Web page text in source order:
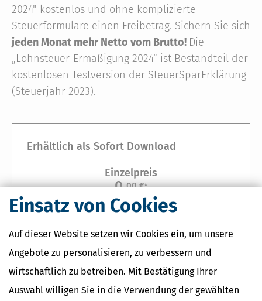
Einsatz von Cookies
Auf dieser Website setzen wir Cookies ein, um unsere
Angebote zu personalisieren, zu verbessern und
wirtschaftlich zu betreiben. Mit Bestätigung Ihrer
Auswahl willigen Sie in die Verwendung der gewählten
2024" kostenlos und ohne komplizierte
Steuerformulare einen Freibetrag. Sichern Sie sich
jeden Monat mehr Netto vom Brutto! Die
„Lohnsteuer-Ermäßigung 2024“ ist Bestandteil der
kostenlosen Testversion der SteuerSparErklärung
(Steuerjahr 2023).
Erhältlich als Sofort Download
Einzelpreis
0,00 €*
In den Warenkorb
*Preise inkl. gesetzl. MwSt.
Sofort verfügbar